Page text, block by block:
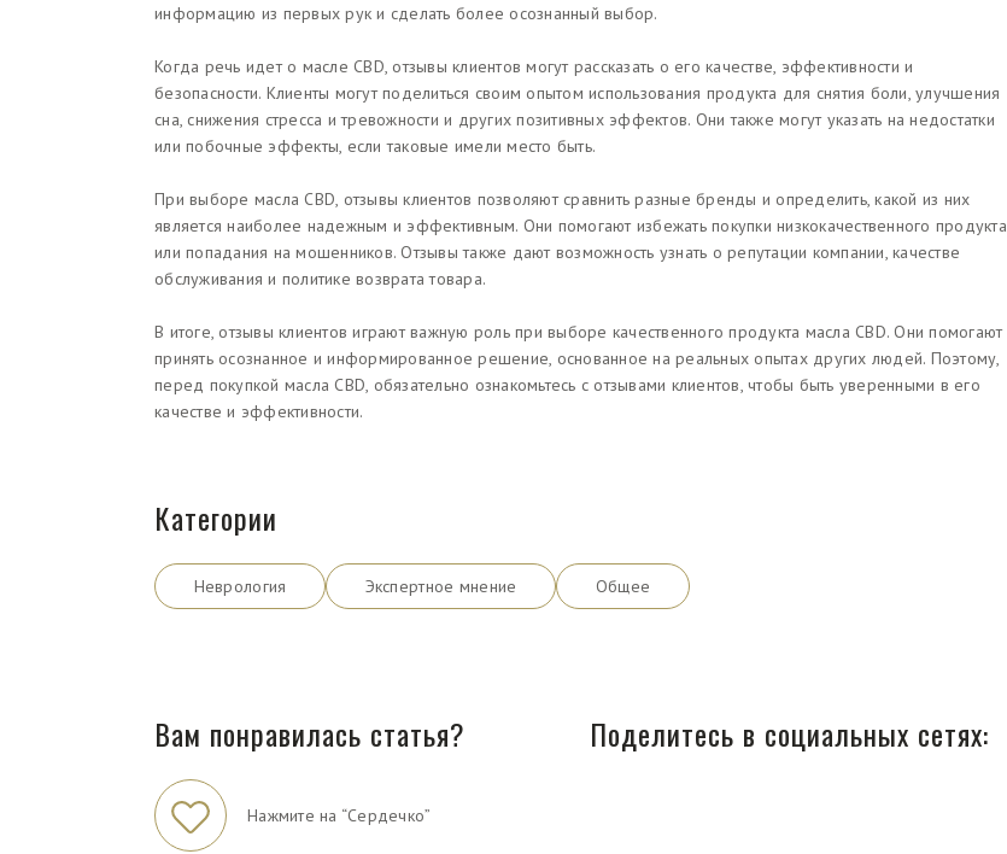
информацию из первых рук и сделать более осознанный выбор.
Когда речь идет о масле CBD, отзывы клиентов могут рассказать о его качестве, эффективности и
безопасности. Клиенты могут поделиться своим опытом использования продукта для снятия боли, улучшения
сна, снижения стресса и тревожности и других позитивных эффектов. Они также могут указать на недостатки
или побочные эффекты, если таковые имели место быть.
При выборе масла CBD, отзывы клиентов позволяют сравнить разные бренды и определить, какой из них
является наиболее надежным и эффективным. Они помогают избежать покупки низкокачественного продукта
или попадания на мошенников. Отзывы также дают возможность узнать о репутации компании, качестве
обслуживания и политике возврата товара.
В итоге, отзывы клиентов играют важную роль при выборе качественного продукта масла CBD. Они помогают
принять осознанное и информированное решение, основанное на реальных опытах других людей. Поэтому,
перед покупкой масла CBD, обязательно ознакомьтесь с отзывами клиентов, чтобы быть уверенными в его
качестве и эффективности.
Категории
Неврология Экспертное мнение Общее
Вам понравилась статья?
Нажмите на “Сердечко”
Поделитесь в социальных сетях: